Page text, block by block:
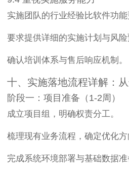
实施团队的行业经验比软件功能
要求提供详细的实施计划与风险
确认培训体系与售后响应机制。
十、实施落地流程详解：
阶段一：项目准备（1-2周）
成立项目组，明确权责分工。
梳理现有业务流程，确定优化方
完成系统环境部署与基础数据准